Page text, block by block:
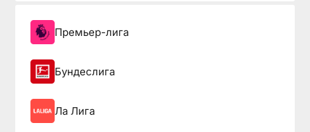
Премьер-лига
Бундеслига
Ла Лига